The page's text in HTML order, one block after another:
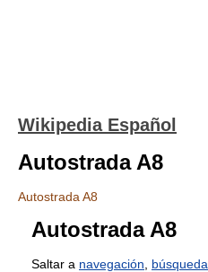
Wikipedia Español
Autostrada A8
Autostrada A8
Autostrada A8
Saltar a navegación búsqueda